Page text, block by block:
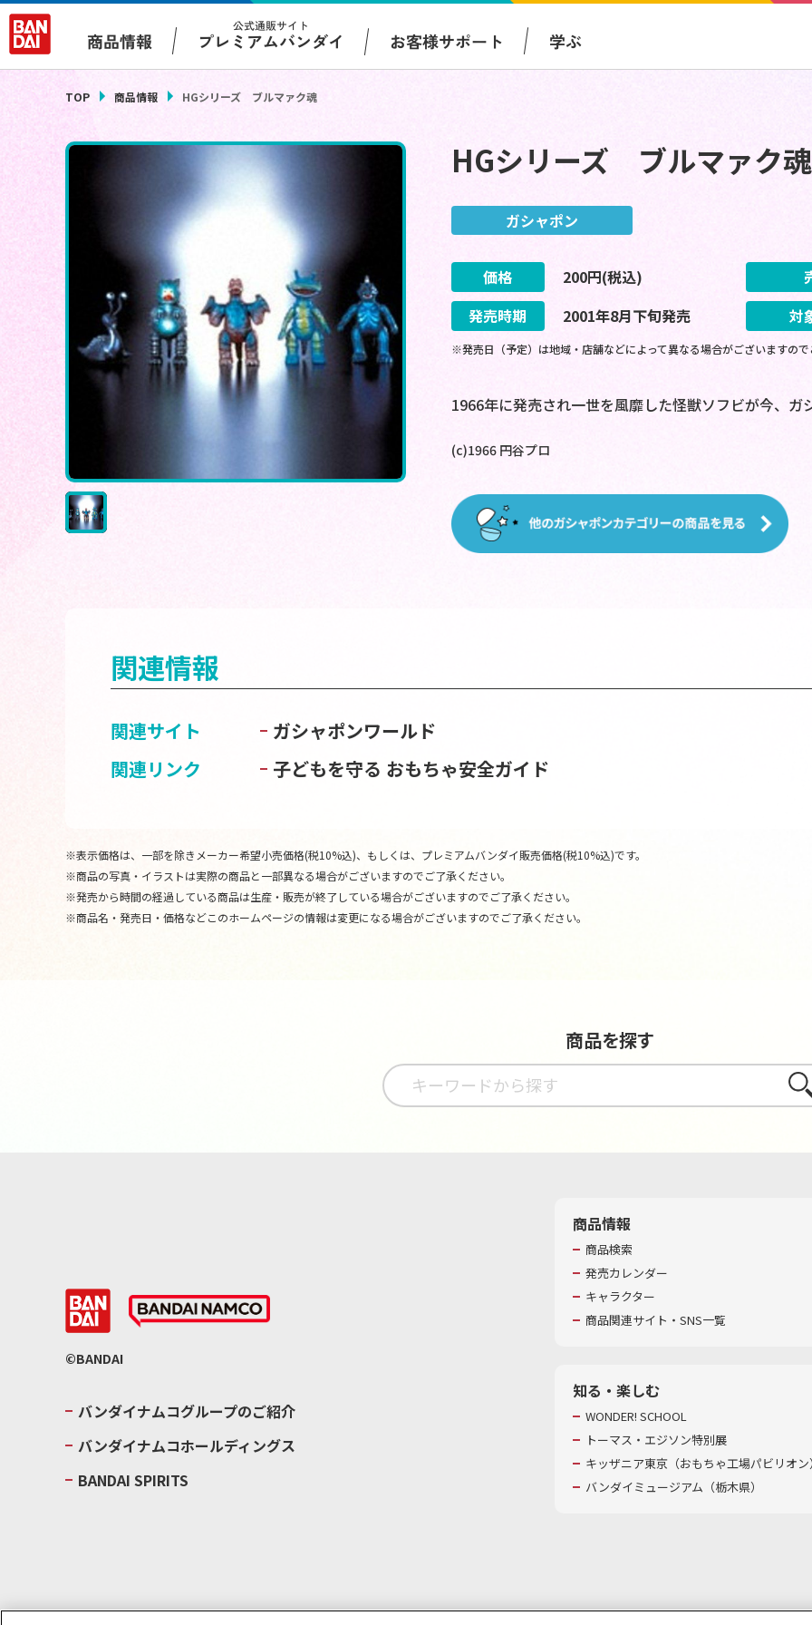
商品情報
公式通販サイト
プレミアムバンダイ お客様サポート 学ぶ
TOP 商品情報 HGシリーズ ブルマァク魂
HGシリーズ ブルマァク魂
ガシャポン
価格 200円(税込)
発売時期
2001年8月下旬発売 対
※発売日（予定）は地域・店舗などによって異なる場合がございますの
1966年に発売され一世を風靡した怪獣ソフビが今、ガ
(c)1966 円谷プロ
関連情報
関連サイト
ガシャポンワールド
関連リンク
子どもを守る おもちゃ安全ガイド
※表示価格は、一部を除きメーカー希望小売価格(税10%込)、もしくは、プレミアムバンダイ販売価格(税10%込)です。
※商品の写真・イラストは実際の商品と一部異なる場合がございますのでご了承ください。
※発売から時間の経過している商品は生産・販売が終了している場合がございますのでご了承ください。
※商品名・発売日・価格などこのホームページの情報は変更になる場合がございますのでご了承ください。
商品を探す
さが
©BANDAI
バンダイナムコグループのご紹介
バンダイナムコホールディングス
BANDAI SPIRITS
商品情報
商品検索
発売カレンダー
キャラクター
商品関連サイト・SNS一覧
知る・楽しむ
WONDER! SCHOOL
トーマス・エジソン特別展
キッザニア東京（おもちゃ工場パビリオ
バンダイミュージアム（栃木県）